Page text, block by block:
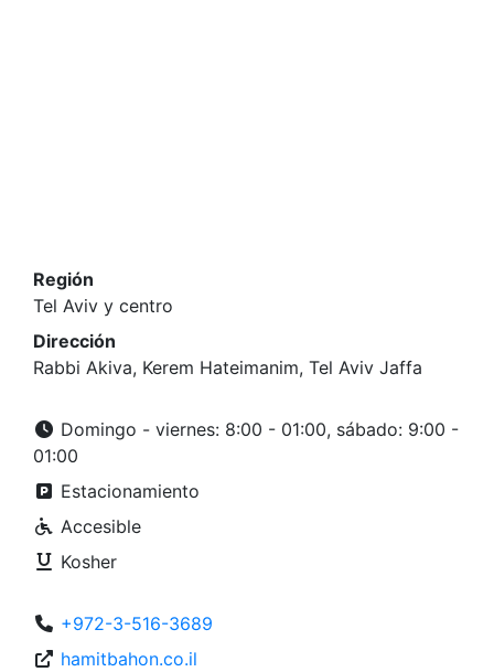
Región
Tel Aviv y centro
Dirección
Rabbi Akiva, Kerem Hateimanim, Tel Aviv Jaffa
Domingo - viernes: 8:00 - 01:00, sábado: 9:00 -
01:00
Estacionamiento
Accesible
Kosher
+972-3-516-3689
hamitbahon.co.il